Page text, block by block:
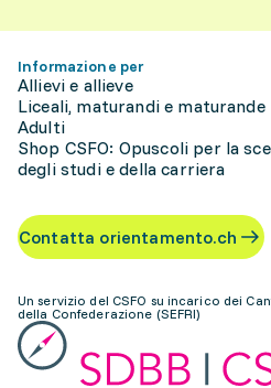
Informazione per
Allievi e allieve
Liceali, maturandi e maturande
Adulti
Shop CSFO: Opuscoli per la
degli studi e della carriera
Contatta orientamento.ch
Un servizio del CSFO su incarico dei
della Confederazione (SEFRI)